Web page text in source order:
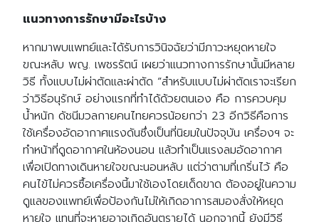
แนวทางการรักษามีอะไรบ้าง
หากมาพบแพทย์และได้รับการวินิจฉัยว่ามีภาวะหยุดหายใจ
ขณะหลับ พญ. เพชรรัตน์ เผยว่าแนวทางการรักษานั้นมีหลาย
วิธี ทั้งแบบไม่ผ่าตัดและผ่าตัด “สำหรับแบบไม่ผ่าตัดเราจะเรียก
ว่าวิธีอนุรักษ์ อย่างแรกที่ทำได้ด้วยตนเอง คือ การควบคุม
น้ำหนัก ดัชนีมวลกายคนไทยควรน้อยกว่า 23 อีกวิธีคือการ
ใช้เครื่องอัดอากาศแรงดันซึ่งเป็นที่นิยมในปัจจุบัน เครื่องฯ จะ
ทำหน้าที่ดูดอากาศในห้องนอน แล้วทำเป็นแรงลมอัดอากาศ
เพื่อเปิดทางเดินหายใจขณะนอนหลับ แต่ว่าตามที่เกริ่นไว้ คือ
คนไข้ไม่ควรซื้อเครื่องนี้มาใช้เองโดยเด็ดขาด ต้องอยู่ในความ
ดูแลของแพทย์เพื่อป้องกันไม่ให้เกิดอาการสมองสั่งให้หยุด
หายใจ แทนที่จะหายอาจเกิดอันตรายได้ นอกจากนี้ ยังมีวิธี